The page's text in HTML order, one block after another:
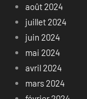
août 2024
juillet 2024
juin 2024
mai 2024
avril 2024
mars 2024